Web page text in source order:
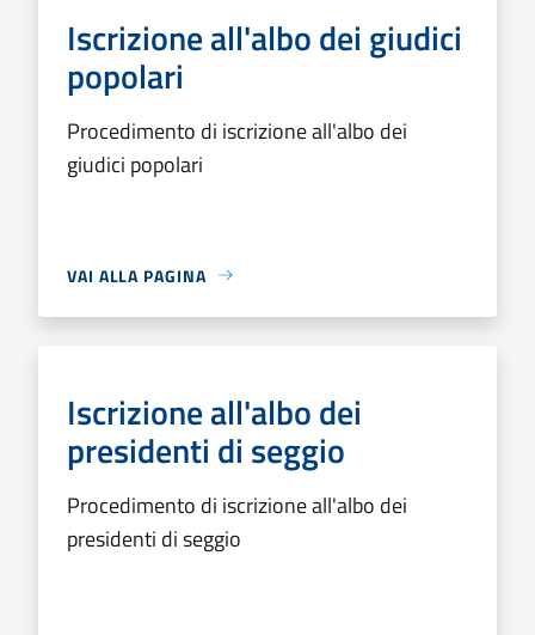
Iscrizione all'albo dei giudici
popolari
Procedimento di iscrizione all'albo dei
giudici popolari
VAI ALLA PAGINA
Iscrizione all'albo dei
presidenti di seggio
Procedimento di iscrizione all'albo dei
presidenti di seggio